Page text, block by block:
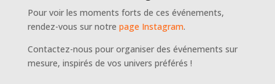
Pour voir les moments forts de ces événements,
rendez-vous sur notre page Instagram.
Contactez-nous pour organiser des événements sur
mesure, inspirés de vos univers préférés !